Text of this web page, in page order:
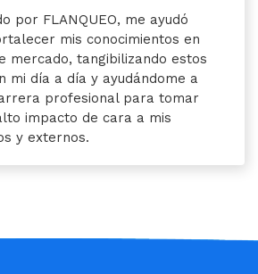
por FLANQUEO, me ayudó
mis conocimientos en
mercado, tangibilizando estos
mi día a día y ayudándome a
profesional para tomar
impacto de cara a mis
y externos.